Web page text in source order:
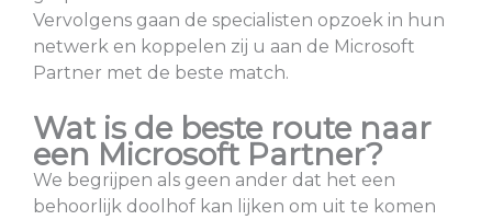
Vervolgens gaan de specialisten opzoek in hun
netwerk en koppelen zij u aan de Microsoft
Partner met de beste match.
Wat is de beste route naar
een Microsoft Partner?
We begrijpen als geen ander dat het een
behoorlijk doolhof kan lijken om uit te komen